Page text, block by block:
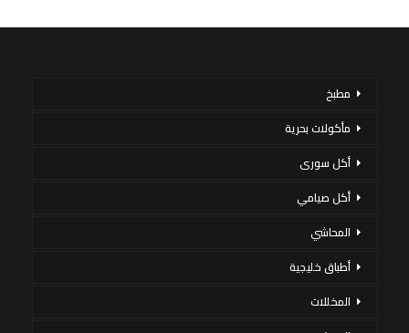
مطبخ
مأكولات بحرية
أكل سورى
أكل صيامي
المحاشي
أطباق خليجية
المخللات